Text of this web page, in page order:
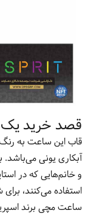
قصد خرید یک
آبکاری یونی می‌باشد.
و خانم‌هایی که در
استفاده می‌کنند،
ساعت مچی برند